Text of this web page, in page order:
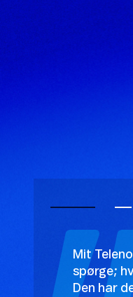
Mit
spørge;
Den har